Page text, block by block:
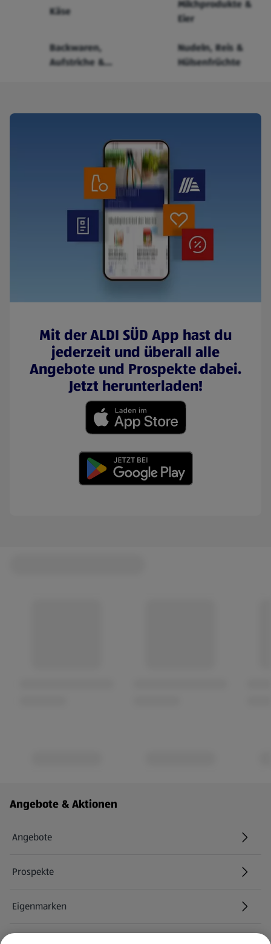
Käse
Milchprodukte &
Eier
Backwaren,
Aufstriche &
Nudeln, Reis &
Hülsenfrüchte
Mit der ALDI SÜD App hast du
jederzeit und überall alle
Angebote und Prospekte dabei.
Jetzt herunterladen!
Fußzeilenmenü - weitere Links
Angebote & Aktionen
Angebote
Prospekte
Eigenmarken